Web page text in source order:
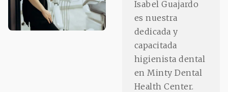
Isabel Guajardo
es nuestra
dedicada y
capacitada
higienista dental
en Minty Dental
Health Center.